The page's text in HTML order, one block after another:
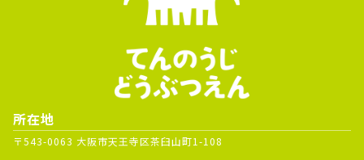
所在地
〒543-0063 大阪市天王寺区茶臼山町1-108